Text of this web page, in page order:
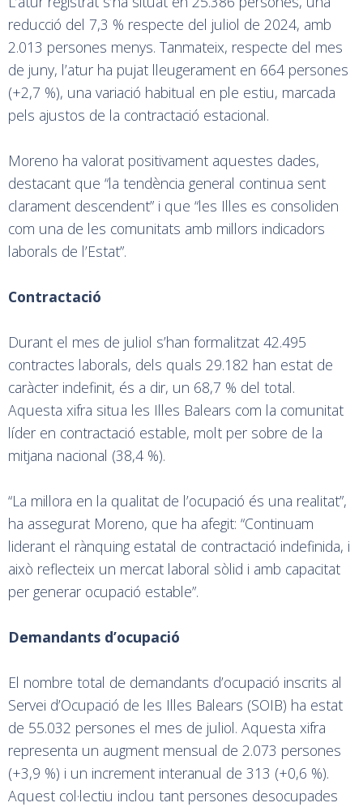
reducció del 7,3 % respecte del juliol de 2024, amb
2.013 persones menys. Tanmateix, respecte del mes
de juny, l’atur ha pujat lleugerament en 664 persones
(+2,7 %), una variació habitual en ple estiu, marcada
pels ajustos de la contractació estacional.
Moreno ha valorat positivament aquestes dades,
destacant que “la tendència general continua sent
clarament descendent” i que “les Illes es consoliden
com una de les comunitats amb millors indicadors
laborals de l’Estat”.
Contractació
Durant el mes de juliol s’han formalitzat 42.495
contractes laborals, dels quals 29.182 han estat de
caràcter indefinit, és a dir, un 68,7 % del total.
Aquesta xifra situa les Illes Balears com la comunitat
líder en contractació estable, molt per sobre de la
mitjana nacional (38,4 %).
“La millora en la qualitat de l’ocupació és una realitat”,
ha assegurat Moreno, que ha afegit: “Continuam
liderant el rànquing estatal de contractació indefinida, i
això reflecteix un mercat laboral sòlid i amb capacitat
per generar ocupació estable”.
Demandants d’ocupació
El nombre total de demandants d’ocupació inscrits al
Servei d’Ocupació de les Illes Balears (SOIB) ha estat
de 55.032 persones el mes de juliol. Aquesta xifra
representa un augment mensual de 2.073 persones
(+3,9 %) i un increment interanual de 313 (+0,6 %).
Aquest col·lectiu inclou tant persones desocupades